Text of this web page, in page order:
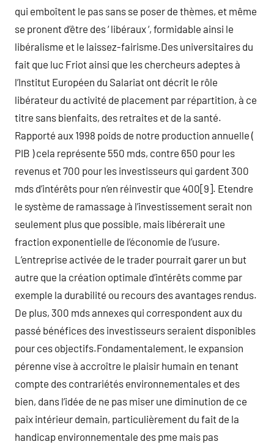
qui emboîtent le pas sans se poser de thèmes, et même
se pronent d’être des ‘ libéraux ‘, formidable ainsi le
libéralisme et le laissez-fairisme.Des universitaires du
fait que luc Friot ainsi que les chercheurs adeptes à
l’Institut Européen du Salariat ont décrit le rôle
libérateur du activité de placement par répartition, à ce
titre sans bienfaits, des retraites et de la santé.
Rapporté aux 1998 poids de notre production annuelle (
PIB ) cela représente 550 mds, contre 650 pour les
revenus et 700 pour les investisseurs qui gardent 300
mds d’intérêts pour n’en réinvestir que 400[9]. Etendre
le système de ramassage à l’investissement serait non
seulement plus que possible, mais libérerait une
fraction exponentielle de l’économie de l’usure.
L’entreprise activée de le trader pourrait garer un but
autre que la création optimale d’intérêts comme par
exemple la durabilité ou recours des avantages rendus.
De plus, 300 mds annexes qui correspondent aux du
passé bénéfices des investisseurs seraient disponibles
pour ces objectifs.Fondamentalement, le expansion
pérenne vise à accroître le plaisir humain en tenant
compte des contrariétés environnementales et des
bien, dans l’idée de ne pas miser une diminution de ce
paix intérieur demain, particulièrement du fait de la
handicap environnementale des pme mais pas